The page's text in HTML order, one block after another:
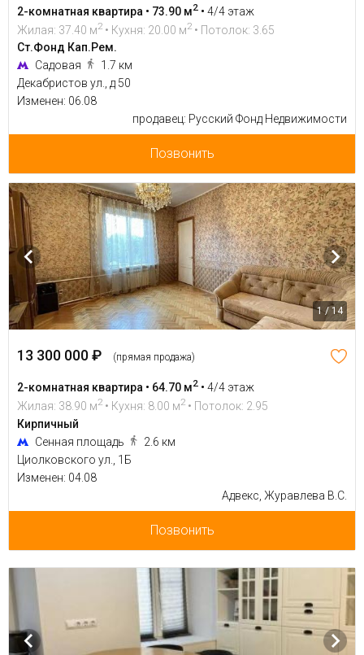
2-комнатная квартира • 73.90 м2 • 4/4 этаж
Жилая: 37.40 м2 • Кухня: 20.00 м2 • Потолок: 3.65
Ст.Фонд Кап.Рем.
Садовая
1.7 км
Декабристов ул., д 50
Изменен: 06.08
продавец: Русский Фонд Недвижимости
Позвонить
1 / 14
13 300 000 ₽ (прямая продажа)
2-комнатная квартира • 64.70 м2 • 4/4 этаж
Жилая: 38.90 м2 • Кухня: 8.00 м2 • Потолок: 2.95
Кирпичный
Сенная площадь
2.6 км
Циолковского ул., 1Б
Изменен: 04.08
Адвекс, Журавлева В.С.
Позвонить